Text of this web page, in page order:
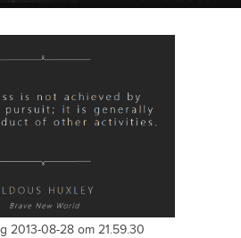
2013-08-28 om 21.59.30